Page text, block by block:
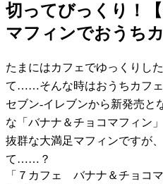
切ってびっくり！
マフィンでおうち
たまにはカフェでゆっくりし
て……そんな時はおうちカフェ
セブン-イレブンから新発売と
な「バナナ＆チョコマフィン
抜群な大満足マフィンですが
て……？
「７カフェ バナナ＆チョコマ